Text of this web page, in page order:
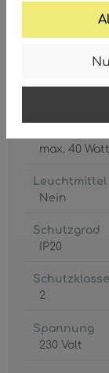
max. 40 Watt
Leuchtmittel
Nein
Schutzgrad
IP20
Schutzklasse
2
Spannung
230 Volt